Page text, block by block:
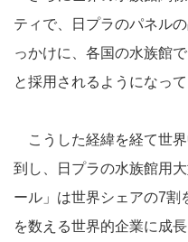
ティで、日プラのパネル
っかけに、各国の水族館
と採用されるようになって
こうした経緯を経て世
到し、日プラの水族館用
ール」は世界シェアの7割
を数える世界的企業に成長